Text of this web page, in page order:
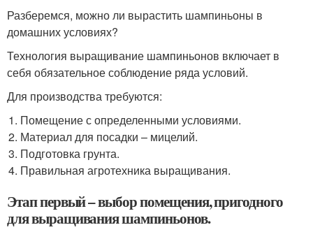
Разберемся, можно ли вырастить шампиньоны в
домашних условиях?
Технология выращивание шампиньонов включает в
себя обязательное соблюдение ряда условий.
Для производства требуются:
Помещение с определенными условиями.
Материал для посадки – мицелий.
Подготовка грунта.
Правильная агротехника выращивания.
Этап первый – выбор помещения, пригодного
для выращивания шампиньонов.